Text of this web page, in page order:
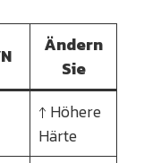
Ändern
Sie
↑ Höhere
Härte